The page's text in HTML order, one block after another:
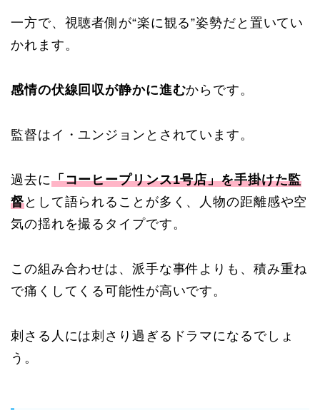
一方で、視聴者側が“楽に観る”姿勢だと置いてい
かれます。
感情の伏線回収が静かに進むからです。
監督はイ・ユンジョンとされています。
過去に「コーヒープリンス1号店」を手掛けた監
督として語られることが多く、人物の距離感や空
気の揺れを撮るタイプです。
この組み合わせは、派手な事件よりも、積み重ね
で痛くしてくる可能性が高いです。
刺さる人には刺さり過ぎるドラマになるでしょ
う。